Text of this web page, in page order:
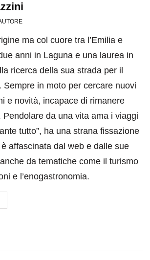
ma col cuore tra l’Emilia e
anni in Laguna e una laurea in
ricerca della sua strada per il
Sempre in moto per cercare nuovi
e novità, incapace di rimanere
Pendolare da una vita ama i viaggi
tutto”, ha una strana fissazione
affascinata dal web e dalle sue
da tematiche come il turismo
e l’enogastronomia.